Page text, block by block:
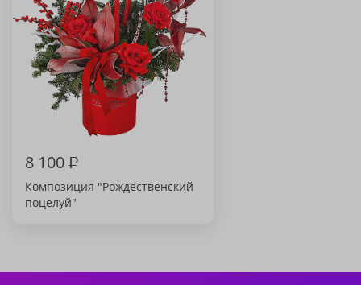
8 100₽
Композиция "Рождественский
поцелуй"